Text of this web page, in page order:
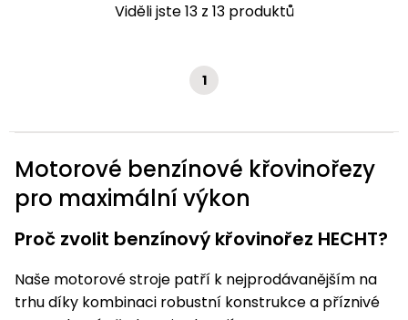
Viděli jste 13 z 13 produktů
1
Motorové benzínové křovinořezy
pro maximální výkon
Proč zvolit benzínový křovinořez HECHT?
Naše motorové stroje patří k nejprodávanějším na
trhu díky kombinaci robustní konstrukce a příznivé